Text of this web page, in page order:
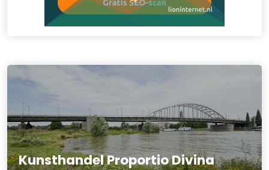
Kunsthandel Proportio Divina